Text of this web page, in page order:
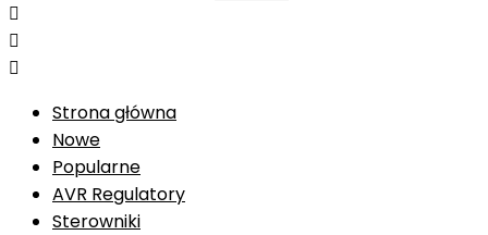



Strona główna
Nowe
Popularne
AVR Regulatory
Sterowniki